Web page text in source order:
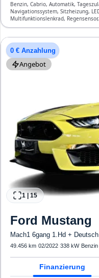
Benzin, Cabrio, Automatik,
Navigationssystem, Sitzheizung,
Multifunktionslenkrad,
Start/Stopp-Automatik, Bluetooth,
0 € Anzahlung
Angebot
1 15
Ford Mustang
Mach1 6gang 1.Hd +
49.456 km·02/2022·338 kW· Benzin·
Finanzierung